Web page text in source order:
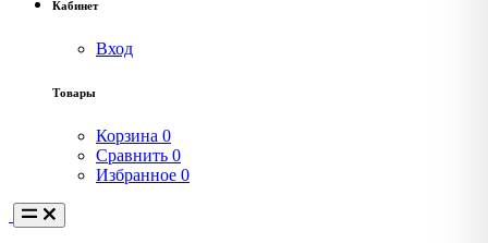
Кабинет
Вход
Товары
Корзина 0
Сравнить 0
Избранное 0